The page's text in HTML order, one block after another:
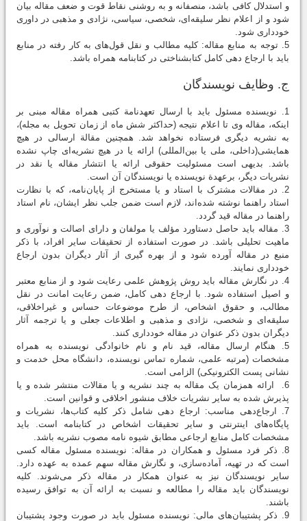
و استدلال کافی باشد، منصفانه و به روشنی نقاط قوت و ضعف مقاله بیان
شود و از اعلام نظر سلیقه‌ای، شخصی، سیاسی، نژادی و مذهبی در داوری
خودداری شود.
5. توجه به منابع مقاله: كلیه مطالب و نقل قول‌های به كار رفته در منابع
باید با ارجاع دهی کامل كتابشناختی در کتابنامه همراه باشد.
ج. وظایف نویسندگان
1. نویسنده مسئول باید با ارسال تعهدنامة کتبی همراه مقاله مبنی بر
اینکه، مقاله وی تا اعلام نتیجه (حداکثر شش ماه از زمان تحویل به مجله)،
به نشریه دیگری فرستاده نخواهد شد. همچنین مقالة ارسالی در هیچ
همایشی(داخلی، ملی یا بین‌المللی) ارائه یا در هیچ نشریه‌ای چاپ نشده
باشد. بدیهی است مسئولیت حقوقی ارائه یا انتشار مقاله یا نقد در
نشریات دیگر، برعهدة نویسنده یا نویسندگان آن است.
2. در مقالات مشترک با استاد و یا مستخرج از پایان‌نامه، که با نظارت
استاد راهنما نوشته شده‌اند، لازم است ضمن جلب نظر ایشان، نام استاد
راهنما در مقاله قید گردد.
3. مقاله باید حاصل دستاورد مؤلف یا مولفان و دارای اصالت و نوآوری و
ماهیت تحلیلی باشد. در صورت استفاده از تحقیقات سایر افراد، با ذکر
منبع در مقاله آورده شود و از بهره گیری از آثار دیگران بدون ارجاع
خودداری نمایند.
4. در نگارش مقاله باید روش پژوهش علمی رعایت شود و از منابع معتبر
و اصیل استفاده شود. با ارجاع دهی کامل، ضمن رعایت امانت در نقل
مطالب، و حقوق اشخاص، از طرح موضوعات حساس و غیراخلاقی،
سلیقه‌ای و شخصی، نژادی و مذهبی و اطلاعات جعلی و یا ترجمه آثار
دیگران بدون ذکر عنوان در مقاله خودداری كنند.
5. هنگام ارسال مقاله، قید نام و نام خانوادگی نویسنده به همراه
مشخصات (مرتبه علمی، شماره تماس نویسنده، دانشگاه محل خدمت و
نشانی پست الکترونیکی) الزامی است.
6. ارائه همزمان یک مقاله به چند نشریه و یا مقالات منتشر شده و یا
پذیرش شده به سایر نشریات خلاف منشور اخلاقی و قوانین است.
7. ارجاع‌دهی مناسب: ارجاع دهی شامل ذکر کلیه کتاب‌ها، نشریات و
پایگاه‌های اینترنتی و سایر تحقیقات اشخاص در کتابنامه است. باید
مشخصات كامل منابع ارجاعی مطابق شیوه نامه مصوب نشریه باشد.
8. ذکر فرد مسئول و همکاران در مقاله: نویسنده مسئول مقاله کسی
است که در تهیه، آماده‌سازی، و نگارش مقاله سهم عمده به عهده دارد.
سایر نویسندگان نیز به عنوان همکار در مقاله ذکر می‌شوند. کلیه
نویسندگان باید مقاله را مطالعه و نسبت به ارائه آن به توافق رسیده
باشند.
9. ذکر پشتیبان‌های مالی: نویسنده مسئول باید در صورت وجود پشتیبان